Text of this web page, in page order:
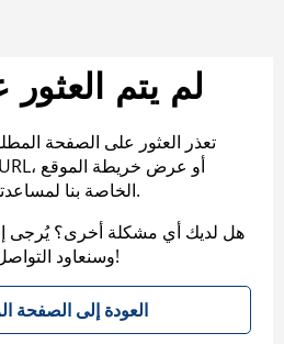
لم يتم
تعذر العثور على الصفحة
الخاصة بنا لمساعدتك في العثور على ما تريد.
هل لديك أي مشكلة أخرى؟ يُرجى
وسنعاود التواصل معك. شكرًا على صبرك!
العودة إلى الصفحة